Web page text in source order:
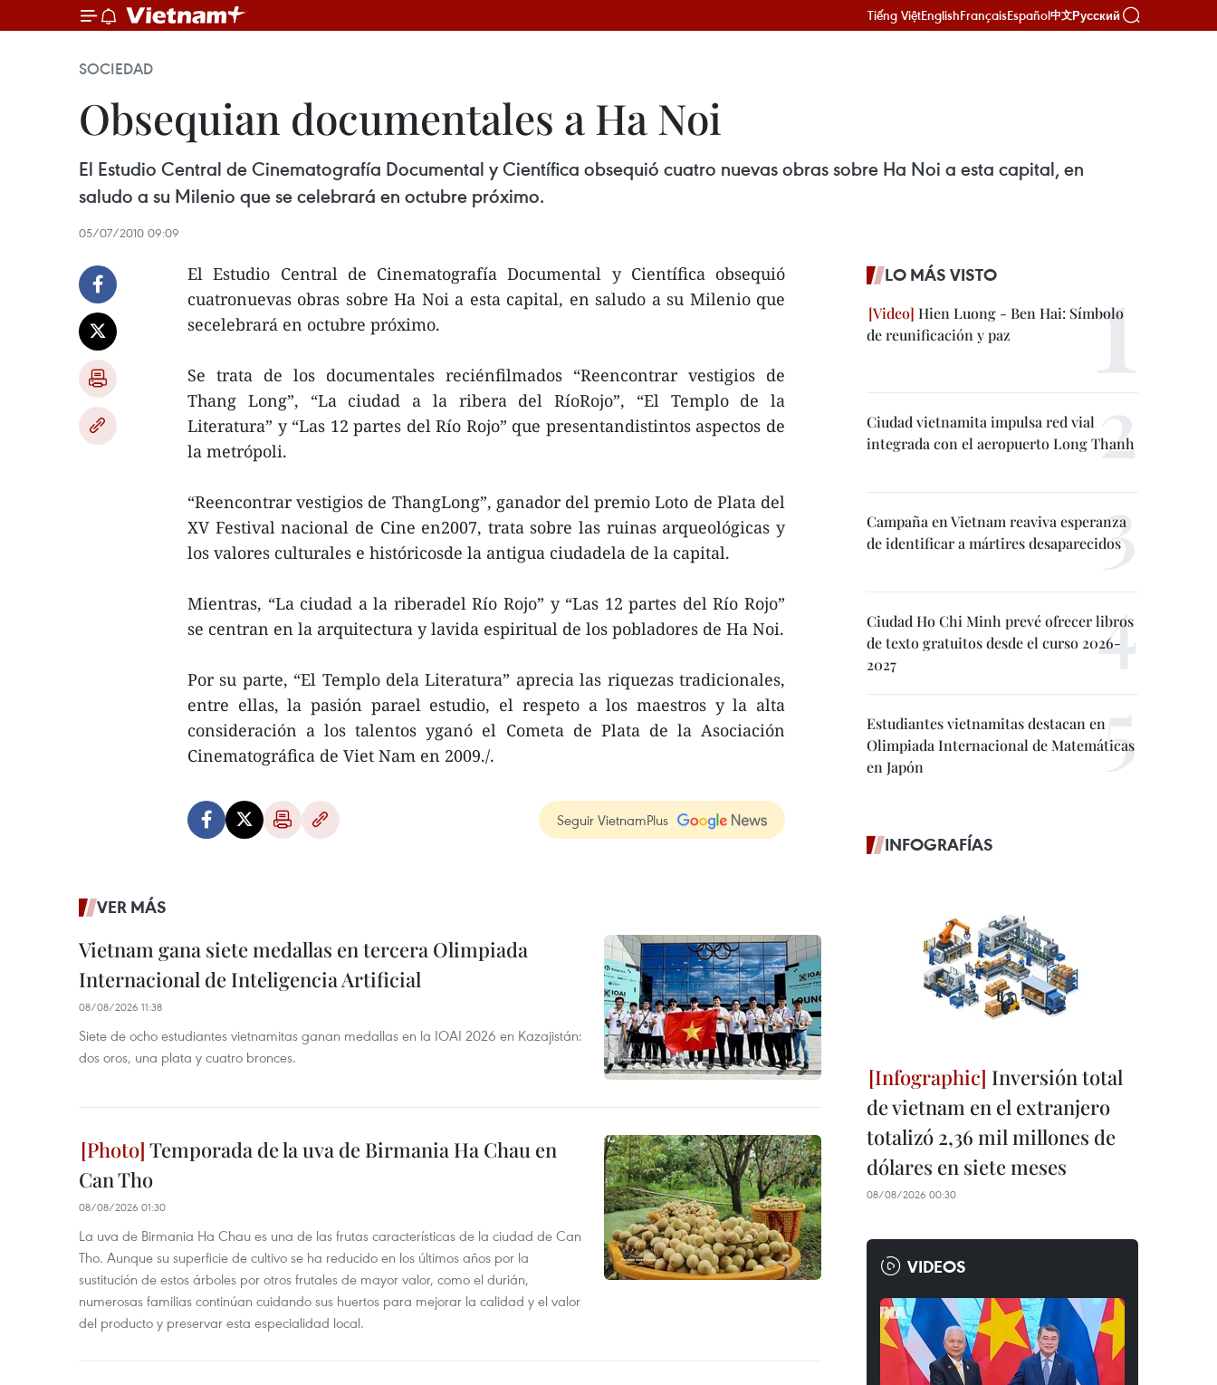
Tiếng ViệtEnglishFrançaisEspañol中文Русский
SOCIEDAD
Obsequian documentales a Ha Noi
El Estudio Central de Cinematografía Documental y Científica obsequió cuatro nuevas obras sobre Ha Noi a esta capital, en
saludo a su Milenio que se celebrará en octubre próximo.
05/07/2010 09:09
El Estudio Central de Cinematografía Documental y Científica obsequió
cuatronuevas obras sobre Ha Noi a esta capital, en saludo a su Milenio que
secelebrará en octubre próximo.
Se trata de los documentales reciénfilmados “Reencontrar vestigios de
Thang Long”, “La ciudad a la ribera del RíoRojo”, “El Templo de la
Literatura” y “Las 12 partes del Río Rojo” que presentandistintos aspectos de
la metrópoli.
“Reencontrar vestigios de ThangLong”, ganador del premio Loto de Plata del
XV Festival nacional de Cine en2007, trata sobre las ruinas arqueológicas y
los valores culturales e históricosde la antigua ciudadela de la capital.
Mientras, “La ciudad a la riberadel Río Rojo” y “Las 12 partes del Río Rojo”
se centran en la arquitectura y lavida espiritual de los pobladores de Ha Noi.
Por su parte, “El Templo dela Literatura” aprecia las riquezas tradicionales,
entre ellas, la pasión parael estudio, el respeto a los maestros y la alta
consideración a los talentos yganó el Cometa de Plata de la Asociación
Cinematográfica de Viet Nam en 2009./.
Seguir VietnamPlus
VER MÁS
Vietnam gana siete medallas en tercera Olimpiada
Internacional de Inteligencia Artificial
08/08/2026 11:38
Siete de ocho estudiantes vietnamitas ganan medallas en la IOAI 2026 en Kazajistán:
dos oros, una plata y cuatro bronces.
Temporada de la uva de Birmania Ha Chau en
Can Tho
08/08/2026 01:30
La uva de Birmania Ha Chau es una de las frutas características de la ciudad de Can
Tho. Aunque su superficie de cultivo se ha reducido en los últimos años por la
sustitución de estos árboles por otros frutales de mayor valor, como el durián,
numerosas familias continúan cuidando sus huertos para mejorar la calidad y el valor
del producto y preservar esta especialidad local.
LO MÁS VISTO
Hien Luong - Ben Hai: Símbolo
de reunificación y paz
Ciudad vietnamita impulsa red vial
integrada con el aeropuerto Long Thanh
Campaña en Vietnam reaviva esperanza
de identificar a mártires desaparecidos
Ciudad Ho Chi Minh prevé ofrecer libros
de texto gratuitos desde el curso 2026-
2027
Estudiantes vietnamitas destacan en
Olimpiada Internacional de Matemáticas
en Japón
INFOGRAFÍAS
Inversión total
de vietnam en el extranjero
totalizó 2,36 mil millones de
dólares en siete meses
08/08/2026 00:30
VIDEOS